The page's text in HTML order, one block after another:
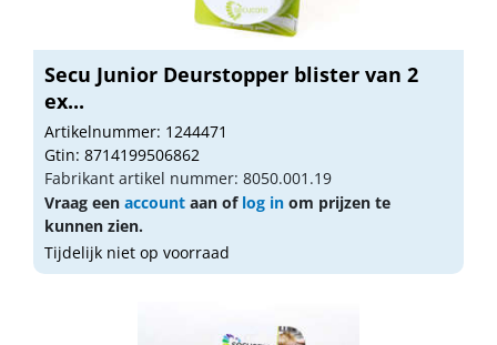
Secu Junior Deurstopper blister van 2
ex...
Artikelnummer: 1244471
Gtin: 8714199506862
Fabrikant artikel nummer: 8050.001.19
Vraag een account aan of log in om prijzen te
kunnen zien.
Tijdelijk niet op voorraad